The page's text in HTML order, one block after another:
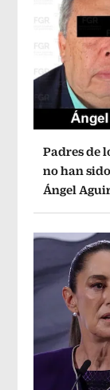
Padres de
no han
Ángel